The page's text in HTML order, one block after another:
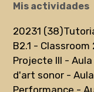
Mis actividades
20231 (38)
B2.1 - Classroom
Projecte III -
d'art sonor -